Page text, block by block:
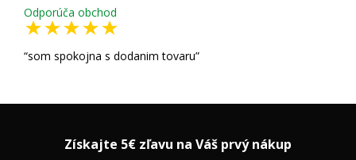
Odporúča obchod
som spokojna s dodanim tovaru
Získajte 5€ zľavu na Váš prvý nákup